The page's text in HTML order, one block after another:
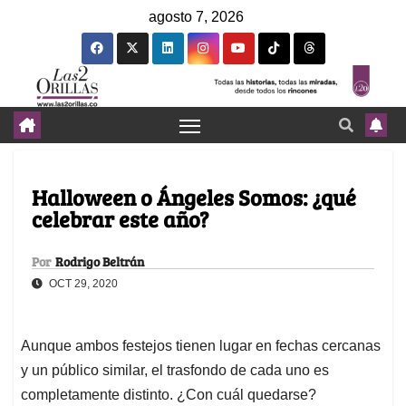
agosto 7, 2026
Halloween o Ángeles Somos: ¿qué
celebrar este año?
Por Rodrigo Beltrán
OCT 29, 2020
Aunque ambos festejos tienen lugar en fechas cercanas
y un público similar, el trasfondo de cada uno es
completamente distinto. ¿Con cuál quedarse?